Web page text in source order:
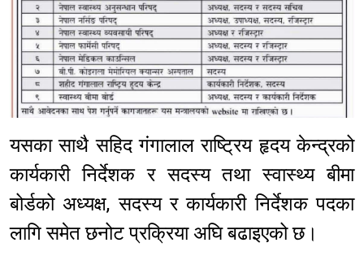
यसका साथै सहिद गंगालाल राष्ट्रिय हृदय केन्द्रको
कार्यकारी निर्देशक र सदस्य तथा स्वास्थ्य बीमा
बोर्डको अध्यक्ष, सदस्य र कार्यकारी निर्देशक पदका
लागि समेत छनोट प्रक्रिया अघि बढाइएको छ।